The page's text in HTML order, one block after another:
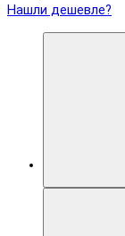
Нашли дешевле?